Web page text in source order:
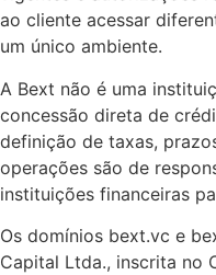
ao cliente acessar
um único ambiente.
A Bext não é uma
concessão direta de
definição de taxas,
operações são de
instituições financeiras
Os domínios bext.vc e
Capital Ltda., inscrita no